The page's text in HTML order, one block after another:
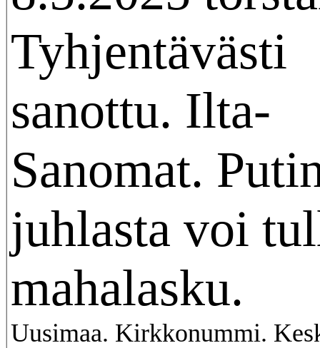
Tyhjentävästi
sanottu. Ilta-
Sanomat.
juhlasta voi
mahalasku.
Uusimaa. Kirkkonummi.